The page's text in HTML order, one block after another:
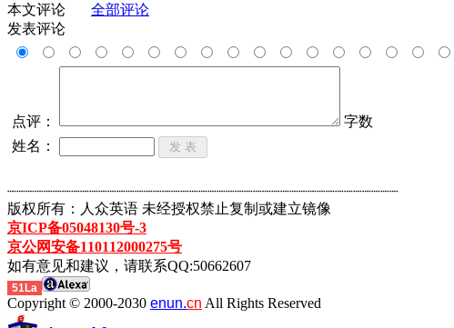
本文评论
全部评论
发表评论
点评：
字数
姓名：
┈┈┈┈┈┈┈┈┈┈┈┈┈┈┈┈┈┈┈┈┈┈┈┈┈┈┈┈┈┈┈┈┈┈┈┈┈┈┈┈┈┈┈
版权所有：人众英语 未经授权禁止复制或建立镜像
京ICP备05048130号-3
京公网安备110112000275号
如有意见和建议，请联系QQ:50662607
51La
Copyright © 2000-2030 enun.cn All Rights Reserved